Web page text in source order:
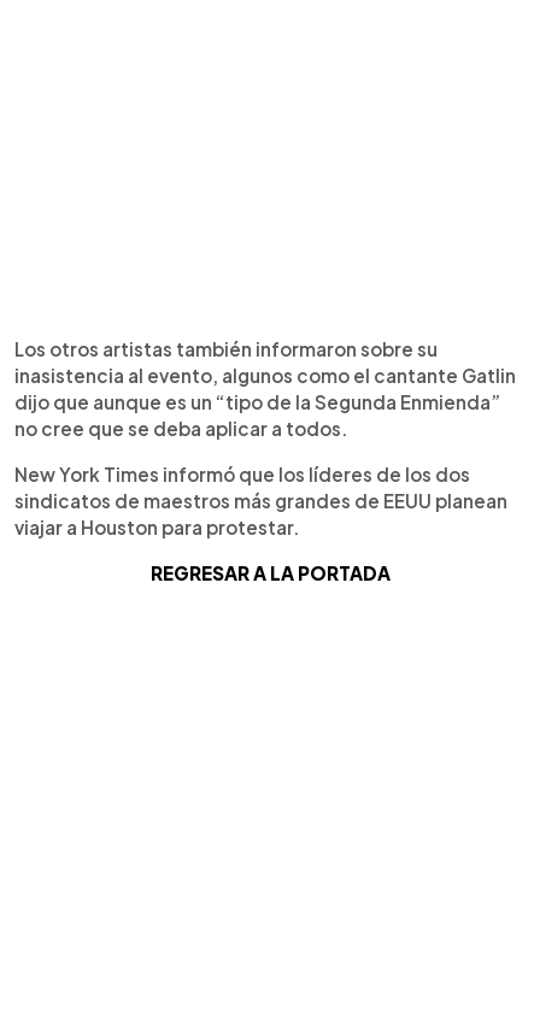
Los otros artistas también informaron sobre su
inasistencia al evento, algunos como el cantante Gatlin
dijo que aunque es un “tipo de la Segunda Enmienda”
no cree que se deba aplicar a todos.
New York Times informó que los líderes de los dos
sindicatos de maestros más grandes de EEUU planean
viajar a Houston para protestar.
REGRESAR A LA PORTADA